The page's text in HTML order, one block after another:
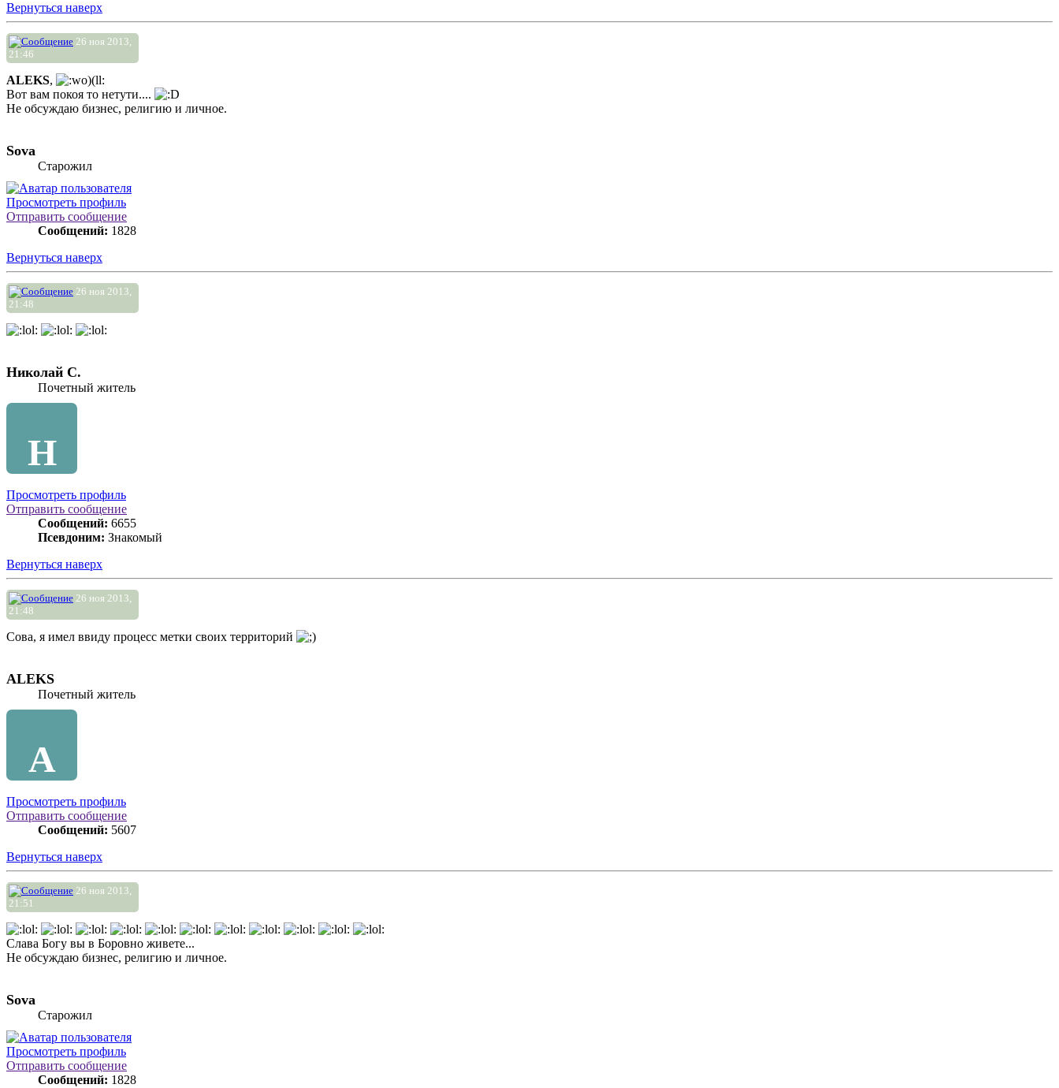
Вернуться наверх
26 ноя 2013,
21:46
ALEKS,
Вот вам покоя то нетути....
Не обсуждаю бизнес, религию и личное.
Sova
Старожил
Просмотреть профиль
Отправить сообщение
Сообщений: 1828
Вернуться наверх
26 ноя 2013,
21:48
Николай С.
Почетный житель
Н
Просмотреть профиль
Отправить сообщение
Сообщений: 6655
Псевдоним: Знакомый
Вернуться наверх
26 ноя 2013,
21:48
Сова, я имел ввиду процесс метки своих территорий
ALEKS
Почетный житель
A
Просмотреть профиль
Отправить сообщение
Сообщений: 5607
Вернуться наверх
26 ноя 2013,
21:51
Слава Богу вы в Боровно живете...
Не обсуждаю бизнес, религию и личное.
Sova
Старожил
Просмотреть профиль
Отправить сообщение
Сообщений: 1828